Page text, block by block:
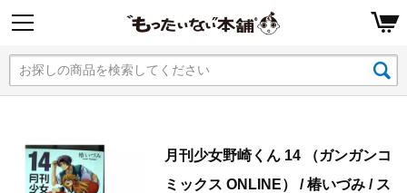
月刊少女野崎くん 14 （ガンガンコ
ミックス ONLINE） / 椿いづみ / ス